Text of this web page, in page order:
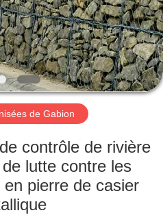
de Gabion
contrôle de rivière
lutte contre les
pierre de casier